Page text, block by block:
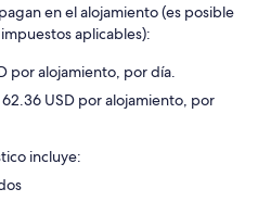
en el alojamiento (es posible
aplicables):
por alojamiento, por día.
USD por alojamiento, por
incluye: